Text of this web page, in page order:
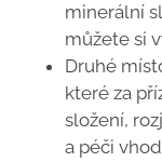
minerální
můžete si
Druhé
které za
složení,
a péči